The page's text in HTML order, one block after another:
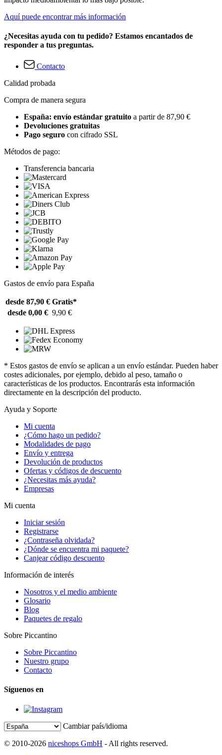
Aquí puede encontrar más información
¿Necesitas ayuda con tu pedido? Estamos encantados de
responder a tus preguntas.
Contacto
Calidad probada
Compra de manera segura
España: envío estándar gratuito a partir de 87,90 €
Devoluciones gratuitas
Pago seguro con cifrado SSL
Métodos de pago:
Transferencia bancaria
Gastos de envío para España
desde 87,90 € Gratis*
desde 0,00 € 9,90 €
* Estos gastos de envío se aplican a un envío estándar. Pueden haber
costes adicionales, por ejemplo, debido al peso, tamaño o
características de los productos. Encontrarás esta información
directamente en la descripción del producto.
Ayuda y Soporte
Mi cuenta
¿Cómo hago un pedido?
Modalidades de pago
Envío y entrega
Devolución de productos
Ofertas y códigos de descuento
¿Necesitas más ayuda?
Empresas
Mi cuenta
Iniciar sesión
Registrarse
¿Contraseña olvidada?
¿Dónde se encuentra mi paquete?
Canjear código descuento
Información de interés
Nosotros y el medio ambiente
Glosario
Blog
Paquetes de regalo
Sobre Piccantino
Sobre Piccantino
Nuestro grupo
Contacto
Síguenos en
Cambiar país/idioma
© 2010-2026 niceshops GmbH - All rights reserved.